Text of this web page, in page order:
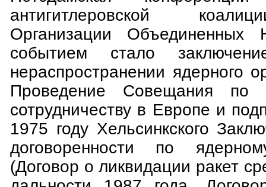
антигитлеровской
Организации Объединенных
событием стало
нераспространении ядерного
Проведение Совещания по
сотрудничеству в Европе и
1975 году Хельсинкского
договоренности по
(Договор о ликвидации ракет